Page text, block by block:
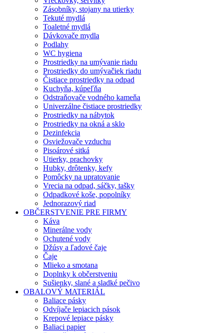
Zásobníky, stojany na utierky
Tekuté mydlá
Toaletné mydlá
Dávkovače mydla
Podlahy
WC hygiena
Prostriedky na umývanie riadu
Prostriedky do umývačiek riadu
Čistiace prostriedky na odpad
Kuchyňa, kúpeľňa
Odstraňovače vodného kameňa
Univerzálne čistiace prostriedky
Prostriedky na nábytok
Prostriedky na okná a sklo
Dezinfekcia
Osviežovače vzduchu
Pisoárové sitká
Utierky, prachovky
Hubky, drôtenky, kefy
Pomôcky na upratovanie
Vrecia na odpad, sáčky, tašky
Odpadkové koše, popolníky
Jednorazový riad
OBČERSTVENIE PRE FIRMY
Káva
Minerálne vody
Ochutené vody
Džúsy a ľadové čaje
Čaje
Mlieko a smotana
Doplnky k občerstveniu
Sušienky, slané a sladké pečivo
OBALOVÝ MATERIÁL
Baliace pásky
Odvíjače lepiacich pások
Krepové lepiace pásky
Baliaci papier